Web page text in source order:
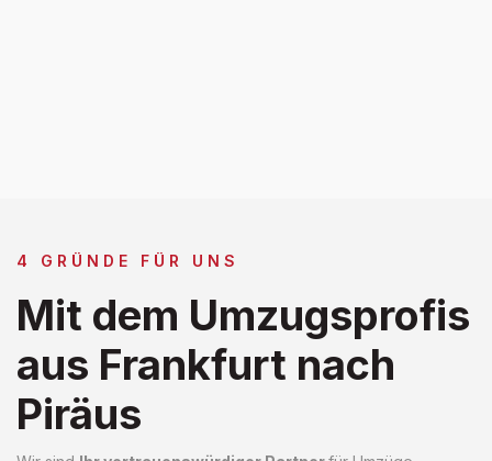
4 GRÜNDE FÜR UNS
Mit dem Umzugsprofis
aus Frankfurt nach
Piräus